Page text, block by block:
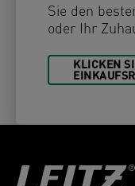
Sie den
oder Ihr
KLICKEN